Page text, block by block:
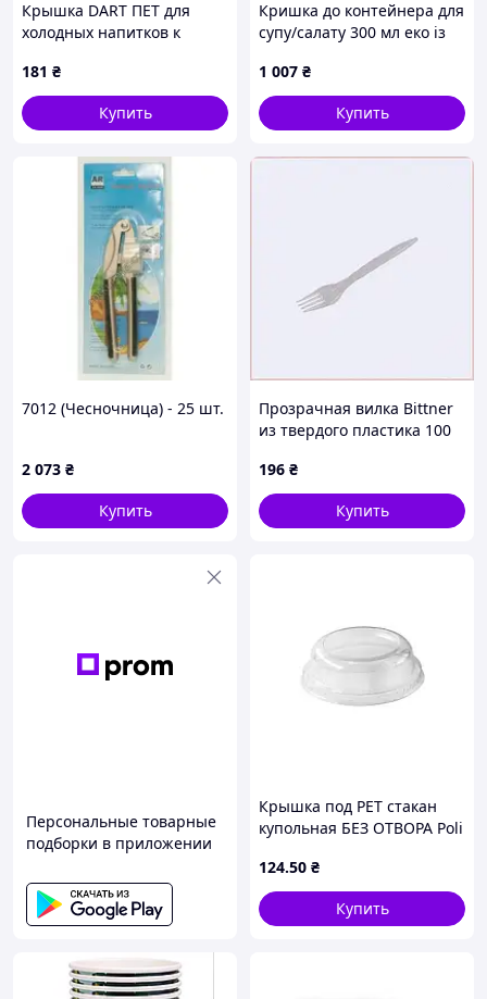
Крышка DART ПЕТ для
холодных напитков к
мл 480 мл 100 шт/уп
Прозрачная (41925)
181 ₴
Купить
Кришка до контейнера для
супу/салату 300 мл еко із
99818 99819 400 шт/уп
Ame, 1XT858864
1 007 ₴
Купить
7012 (Чесночница) - 25 шт.
2 073 ₴
Купить
Прозрачная вилка Bittner
из твердого пластика 100
AM24798P87
196 ₴
Купить
Персональные товарные
подборки в приложении
Крышка под PET стакан
купольная БЕЗ ОТВОРА Poli
124.50 ₴
Купить